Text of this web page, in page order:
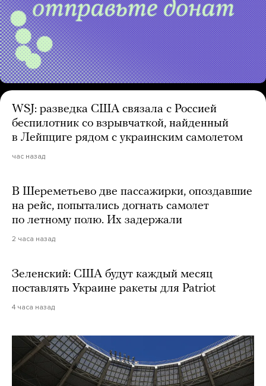
WSJ: разведка США связала с Россией
беспилотник со взрывчаткой, найденный
в Лейпциге рядом с украинским самолетом
час назад
В Шереметьево две пассажирки, опоздавшие
на рейс, попытались догнать самолет
по летному полю. Их задержали
2 часа назад
Зеленский: США будут каждый месяц
поставлять Украине ракеты для Patriot
4 часа назад